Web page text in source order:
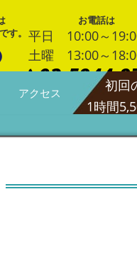
す。
お電話は
平日 10:00～
土曜 13:00～
03-5944-
アクセス
初回
1時間